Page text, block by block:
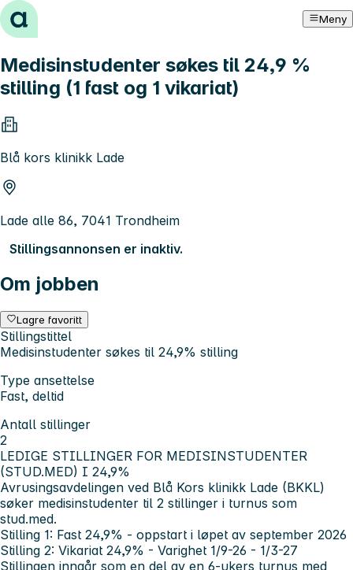
Hopp til innhold Meny
Medisinstudenter søkes til 24,9 %
stilling (1 fast og 1 vikariat)
Blå kors klinikk Lade
Lade alle 86, 7041 Trondheim
Stillingsannonsen er inaktiv.
Om jobben
Lagre favoritt
Stillingstittel
Medisinstudenter søkes til 24,9% stilling
Type ansettelse
Fast, deltid
Antall stillinger
2
LEDIGE STILLINGER FOR MEDISINSTUDENTER
(STUD.MED) I 24,9%
Avrusingsavdelingen ved Blå Kors klinikk Lade (BKKL)
søker medisinstudenter til 2 stillinger i turnus som
stud.med.
Stilling 1: Fast 24,9% - oppstart i løpet av september 2026
Stilling 2: Vikariat 24,9% - Varighet 1/9-26 - 1/3-27
Stillingen inngår som en del av en 6-ukers turnus med